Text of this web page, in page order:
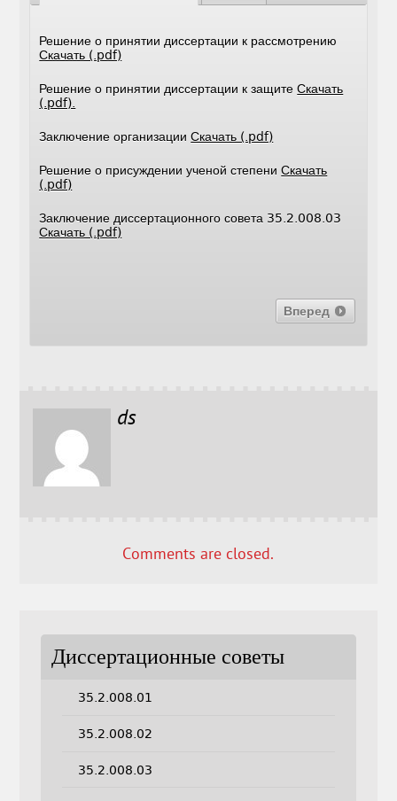
Решение о принятии диссертации к рассмотрению
Скачать (.pdf)
Решение о принятии диссертации к защитеСкачать
(.pdf).
Заключение организацииСкачать (.pdf)
Решение о присуждении ученой степениСкачать
(.pdf)
Заключение диссертационного совета 35.2.008.03
Скачать (.pdf)
Вперед
ds
Comments are closed.
Диссертационные советы
35.2.008.01
35.2.008.02
35.2.008.03